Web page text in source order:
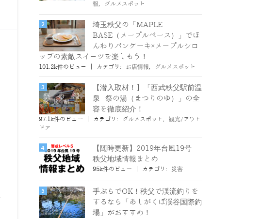
報, グルメスポット
埼玉秩父の「MAPLE
BASE（メープルベース）」でほ
んわりパンケーキ×メープルシロ
ップの素敵スイーツを楽しもう！
101.2k件のビュー カテゴリ: お店情報, グルメスポット
【潜入取材！】「西武秩父駅前温
泉 祭の湯（まつりのゆ）」の全
容を徹底紹介！
97.1k件のビュー カテゴリ: グルメスポット
観光/アウト
ドア
【随時更新】2019年台風19号
秩父地域情報まとめ
95k件のビュー カテゴリ: 災害
手ぶらでOK！秩父で渓流釣りを
するなら「あしがくぼ渓谷国際釣
場」がおすすめ！